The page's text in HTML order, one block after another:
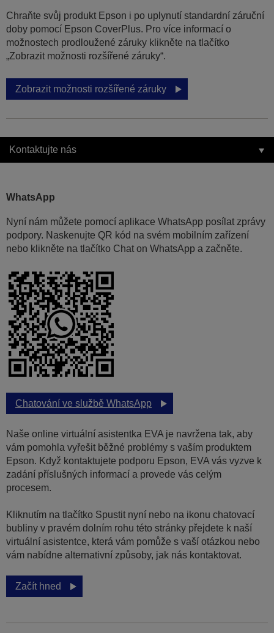
Chraňte svůj produkt Epson i po uplynutí standardní záruční
doby pomocí Epson CoverPlus. Pro více informací o
možnostech prodloužené záruky klikněte na tlačítko
„Zobrazit možnosti rozšířené záruky“.
Zobrazit možnosti rozšířené záruky
Kontaktujte nás
WhatsApp
Nyní nám můžete pomocí aplikace WhatsApp posílat zprávy
podpory. Naskenujte QR kód na svém mobilním zařízení
nebo klikněte na tlačítko Chat on WhatsApp a začněte.
Chatování ve službě WhatsApp
Naše online virtuální asistentka EVA je navržena tak, aby
vám pomohla vyřešit běžné problémy s vaším produktem
Epson. Když kontaktujete podporu Epson, EVA vás vyzve k
zadání příslušných informací a provede vás celým
procesem.
Kliknutím na tlačítko Spustit nyní nebo na ikonu chatovací
bubliny v pravém dolním rohu této stránky přejdete k naší
virtuální asistentce, která vám pomůže s vaší otázkou nebo
vám nabídne alternativní způsoby, jak nás kontaktovat.
Začít hned